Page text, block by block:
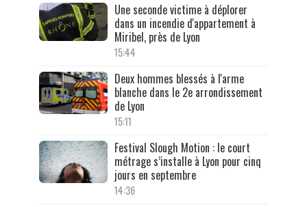
Une seconde victime à déplorer
dans un incendie d'appartement à
Miribel, près de Lyon
15:44
Deux hommes blessés à l'arme
blanche dans le 2e arrondissement
de Lyon
15:11
Festival Slough Motion : le court
métrage s’installe à Lyon pour cinq
jours en septembre
14:36